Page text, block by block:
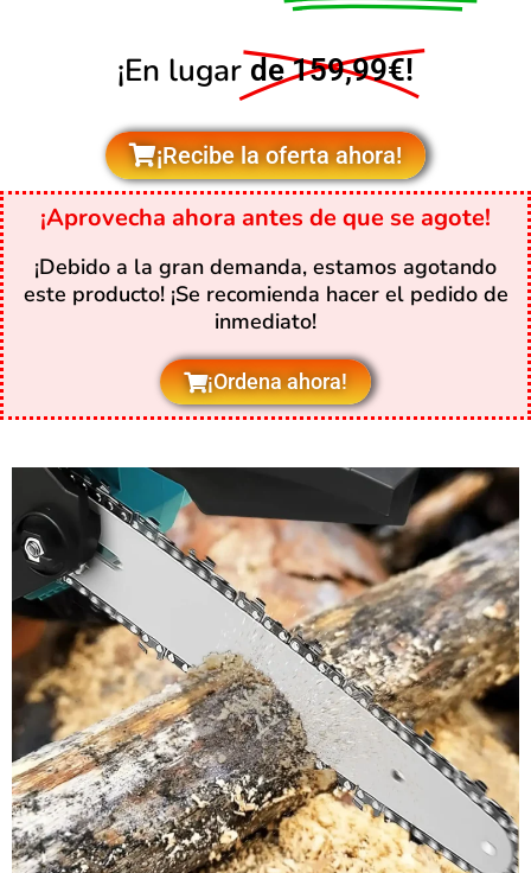
¡En lugar de 159,99€!
¡Recibe la oferta ahora!
¡Aprovecha ahora antes de que se agote!
¡Debido a la gran demanda, estamos agotando
este producto! ¡Se recomienda hacer el pedido de
inmediato!
¡Ordena ahora!